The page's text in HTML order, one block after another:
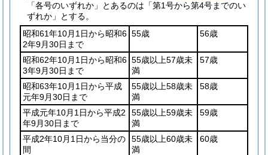
「各号のいずれか」とあるのは「第1号から第4号までのい
ずれか」とする。
昭和61年10月1日から昭和6
2年9月30日まで
55歳 56歳
昭和62年10月1日から昭和6
3年9月30日まで
55歳以上57歳未
満
57歳
昭和63年10月1日から平成
元年9月30日まで
55歳以上58歳未
満
58歳
平成元年10月1日から平成2
年9月30日まで
55歳以上59歳未
満
59歳
平成2年10月1日から当分の
間
55歳以上60歳未
満
60歳